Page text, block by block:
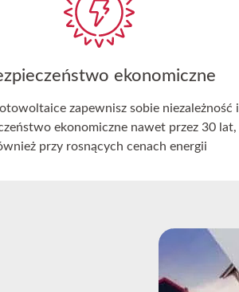
ekonomiczne
zapewnisz sobie niezależność i
ekonomiczne nawet przez 30 lat,
przy rosnących cenach energii